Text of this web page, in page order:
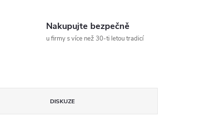
Nakupujte bezpečně
u firmy s více než 30-ti letou tradicí
DISKUZE